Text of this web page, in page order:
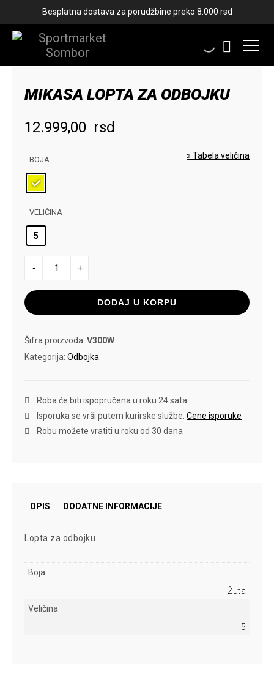
MIKASA LOPTA ZA ODBOJKU
12.999,00 rsd
» Tabela veličina
BOJA
VELIČINA
5
-
LOPTA
ODBOJKU
+
DODAJ U KORPU
Šifra proizvoda: V300W
Kategorija: Odbojka
Roba će biti ispopručena u roku 24 sata
Isporuka se vrši putem kurirske službe. Cene isporuke
Robu možete vratiti u roku od 30 dana
OPIS DODATNE INFORMACIJE
Lopta za odbojku
Boja
Žuta
Veličina
5
Besplatna dostava za porudžbine preko 8.000 rsd